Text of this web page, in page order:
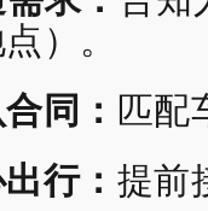
）。
同： 匹配
行： 提前